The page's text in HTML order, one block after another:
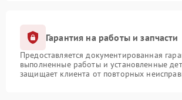
Гарантия на работы и запчасти
Предоставляется документированная
выполненные работы и установленные
защищает клиента от повторных